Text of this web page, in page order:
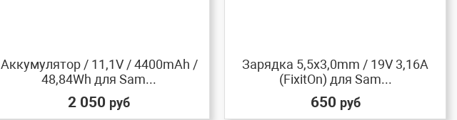
Аккумулятор / 11,1V / 4400mAh /
48,84Wh для Sam...
2 050 руб
Зарядка 5,5x3,0mm / 19V 3,16A
(FixitOn) для Sam...
650 руб